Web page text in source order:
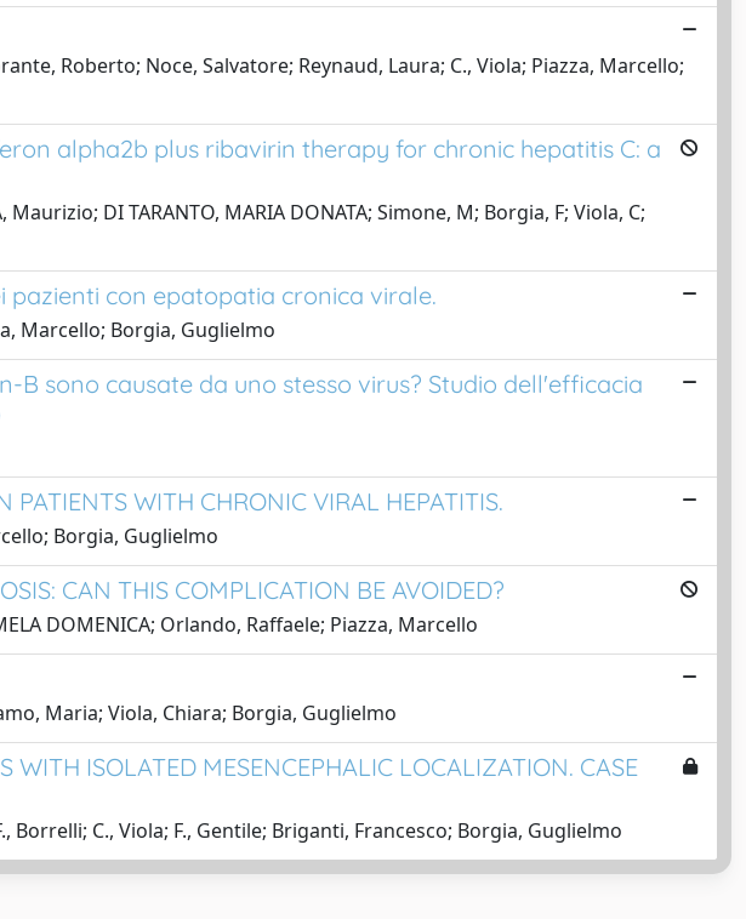
Roberto; Noce, Salvatore; Reynaud, Laura; C., Viola; Piazza, Marcello;
alpha2b plus ribavirin therapy for chronic hepatitis C: a
DI TARANTO, MARIA DONATA; Simone, M; Borgia, F; Viola, C;
pazienti con epatopatia cronica virale.
Marcello; Borgia, Guglielmo
sono causate da uno stesso virus? Studio dell'efficacia
PATIENTS WITH CHRONIC VIRAL HEPATITIS.
Borgia, Guglielmo
CAN THIS COMPLICATION BE AVOIDED?
DOMENICA; Orlando, Raffaele; Piazza, Marcello
Maria; Viola, Chiara; Borgia, Guglielmo
WITH ISOLATED MESENCEPHALIC LOCALIZATION. CASE
Borrelli; C., Viola; F., Gentile; Briganti, Francesco; Borgia, Guglielmo